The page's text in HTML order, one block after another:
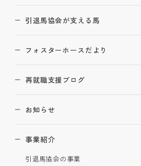
引退馬協会が支える馬
フォスターホースだより
再就職支援ブログ
お知らせ
事業紹介
引退馬協会の事業